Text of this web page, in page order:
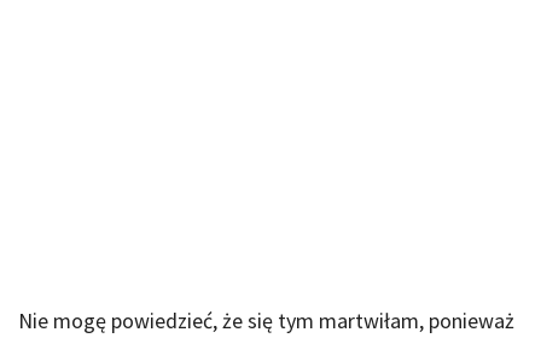
Nie mogę powiedzieć, że się tym martwiłam, ponieważ